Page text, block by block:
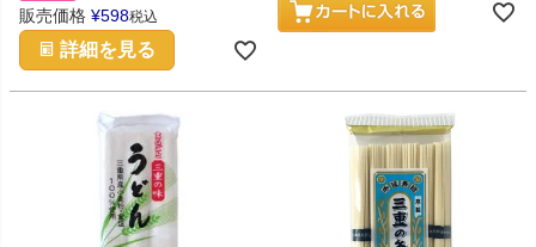
販売価格 ¥598税込
詳細を見る